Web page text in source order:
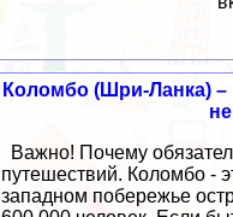
Коломбо (Шри-Ланка)
Важно! Почему
путешествий. Коломбо -
западном побережье